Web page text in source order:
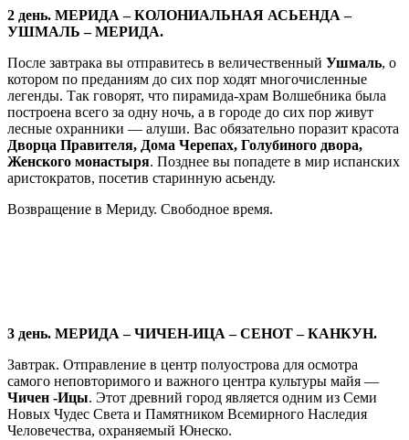
2 день. МЕРИДА – КОЛОНИАЛЬНАЯ АСЬЕНДА –
УШМАЛЬ – МЕРИДА.
После завтрака вы отправитесь в величественный Ушмаль, о
котором по преданиям до сих пор ходят многочисленные
легенды. Так говорят, что пирамида-храм Волшебника была
построена всего за одну ночь, а в городе до сих пор живут
лесные охранники — алуши. Вас обязательно поразит красота
Дворца Правителя, Дома Черепах, Голубиного двора,
Женского монастыря. Позднее вы попадете в мир испанских
аристократов, посетив старинную асьенду.
Возвращение в Мериду. Свободное время.
3 день. МЕРИДА – ЧИЧЕН-ИЦА – СЕНОТ – КАНКУН.
Завтрак. Отправление в центр полуострова для осмотра
самого неповторимого и важного центра культуры майя —
Чичен -Ицы. Этот древний город является одним из Семи
Новых Чудес Света и Памятником Всемирного Наследия
Человечества, охраняемый Юнеско.